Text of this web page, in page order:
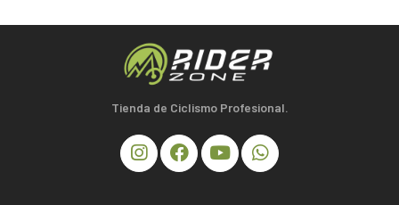
Tienda de Ciclismo Profesional.